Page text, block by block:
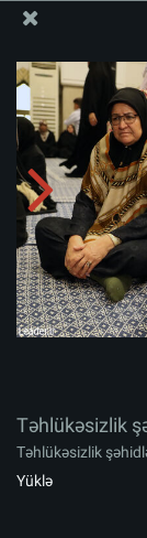
Təhlükəsizlik
Təhlükəsizlik
Təhlükəsizlik
Yüklə